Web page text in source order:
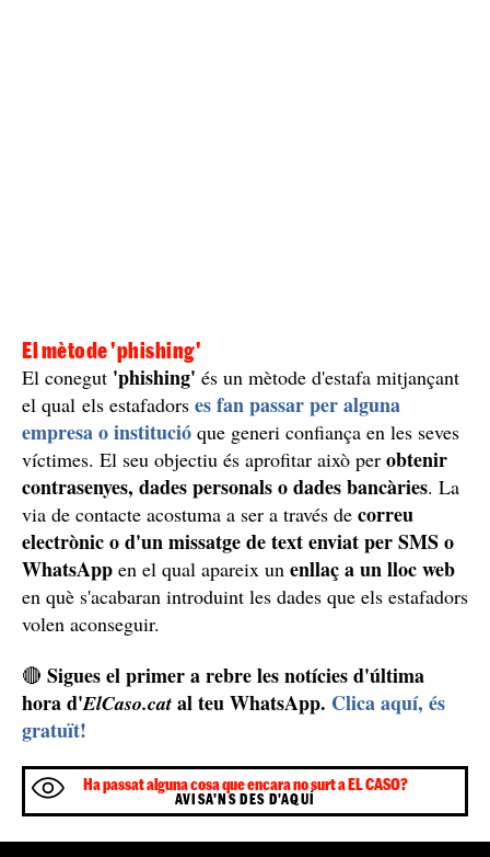
El mètode 'phishing'
El conegut 'phishing' és un mètode d'estafa mitjançant
el qual els estafadors es fan passar per alguna
empresa o institució que generi confiança en les seves
víctimes. El seu objectiu és aprofitar això per obtenir
contrasenyes, dades personals o dades bancàries. La
via de contacte acostuma a ser a través de correu
electrònic o d'un missatge de text enviat per SMS o
WhatsApp en el qual apareix un enllaç a un lloc web
en què s'acabaran introduint les dades que els estafadors
volen aconseguir.
🔴 Sigues el primer a rebre les notícies d'última
hora d'ElCaso.cat al teu WhatsApp. Clica aquí, és
gratuït!
Ha passat alguna cosa que encara no surt a EL CASO?
AVISA'NS DES D'AQUÍ